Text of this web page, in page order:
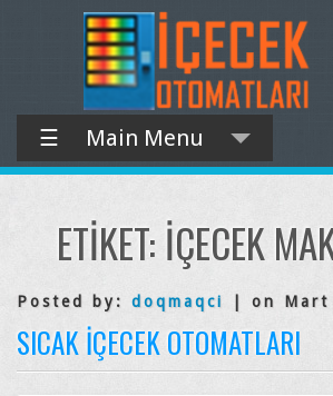
☰ Main Menu
ETIKET: IÇECEK
Posted by: doqmaqci | on Mart
SICAK İÇECEK OTOMATLARI